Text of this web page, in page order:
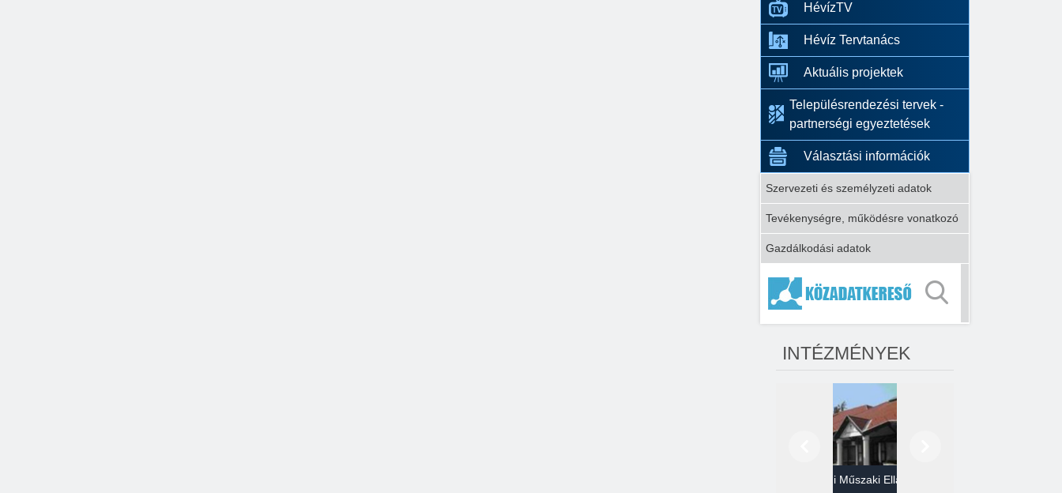
HévízTV
Hévíz Tervtanács
Aktuális projektek
Településrendezési tervek -
partnerségi egyeztetések
Választási információk
Szervezeti és személyzeti adatok
Tevékenységre, működésre vonatkozó
Gazdálkodási adatok
INTÉZMÉNYEK
Gazdasági Műszaki Ellátó